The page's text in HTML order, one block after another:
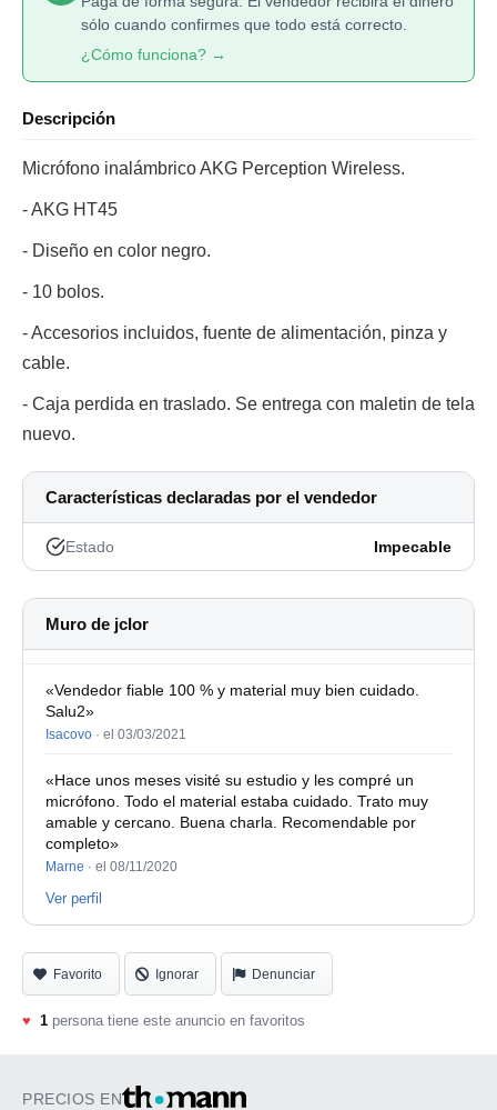
sólo cuando confirmes que todo está correcto.
¿Cómo funciona? →
Descripción
Micrófono inalámbrico AKG Perception Wireless.
- AKG HT45
- Diseño en color negro.
- 10 bolos.
- Accesorios incluidos, fuente de alimentación, pinza y
cable.
- Caja perdida en traslado. Se entrega con maletin de tela
nuevo.
Características declaradas por el vendedor
Estado Impecable
Muro de jclor
«Vendedor fiable 100 % y material muy bien cuidado.
Salu2»
Isacovo · el 03/03/2021
«Hace unos meses visité su estudio y les compré un
micrófono. Todo el material estaba cuidado. Trato muy
amable y cercano. Buena charla. Recomendable por
completo»
Marne · el 08/11/2020
Ver perfil
Favorito Ignorar Denunciar
♥ 1 persona tiene este anuncio en favoritos
PRECIOS EN